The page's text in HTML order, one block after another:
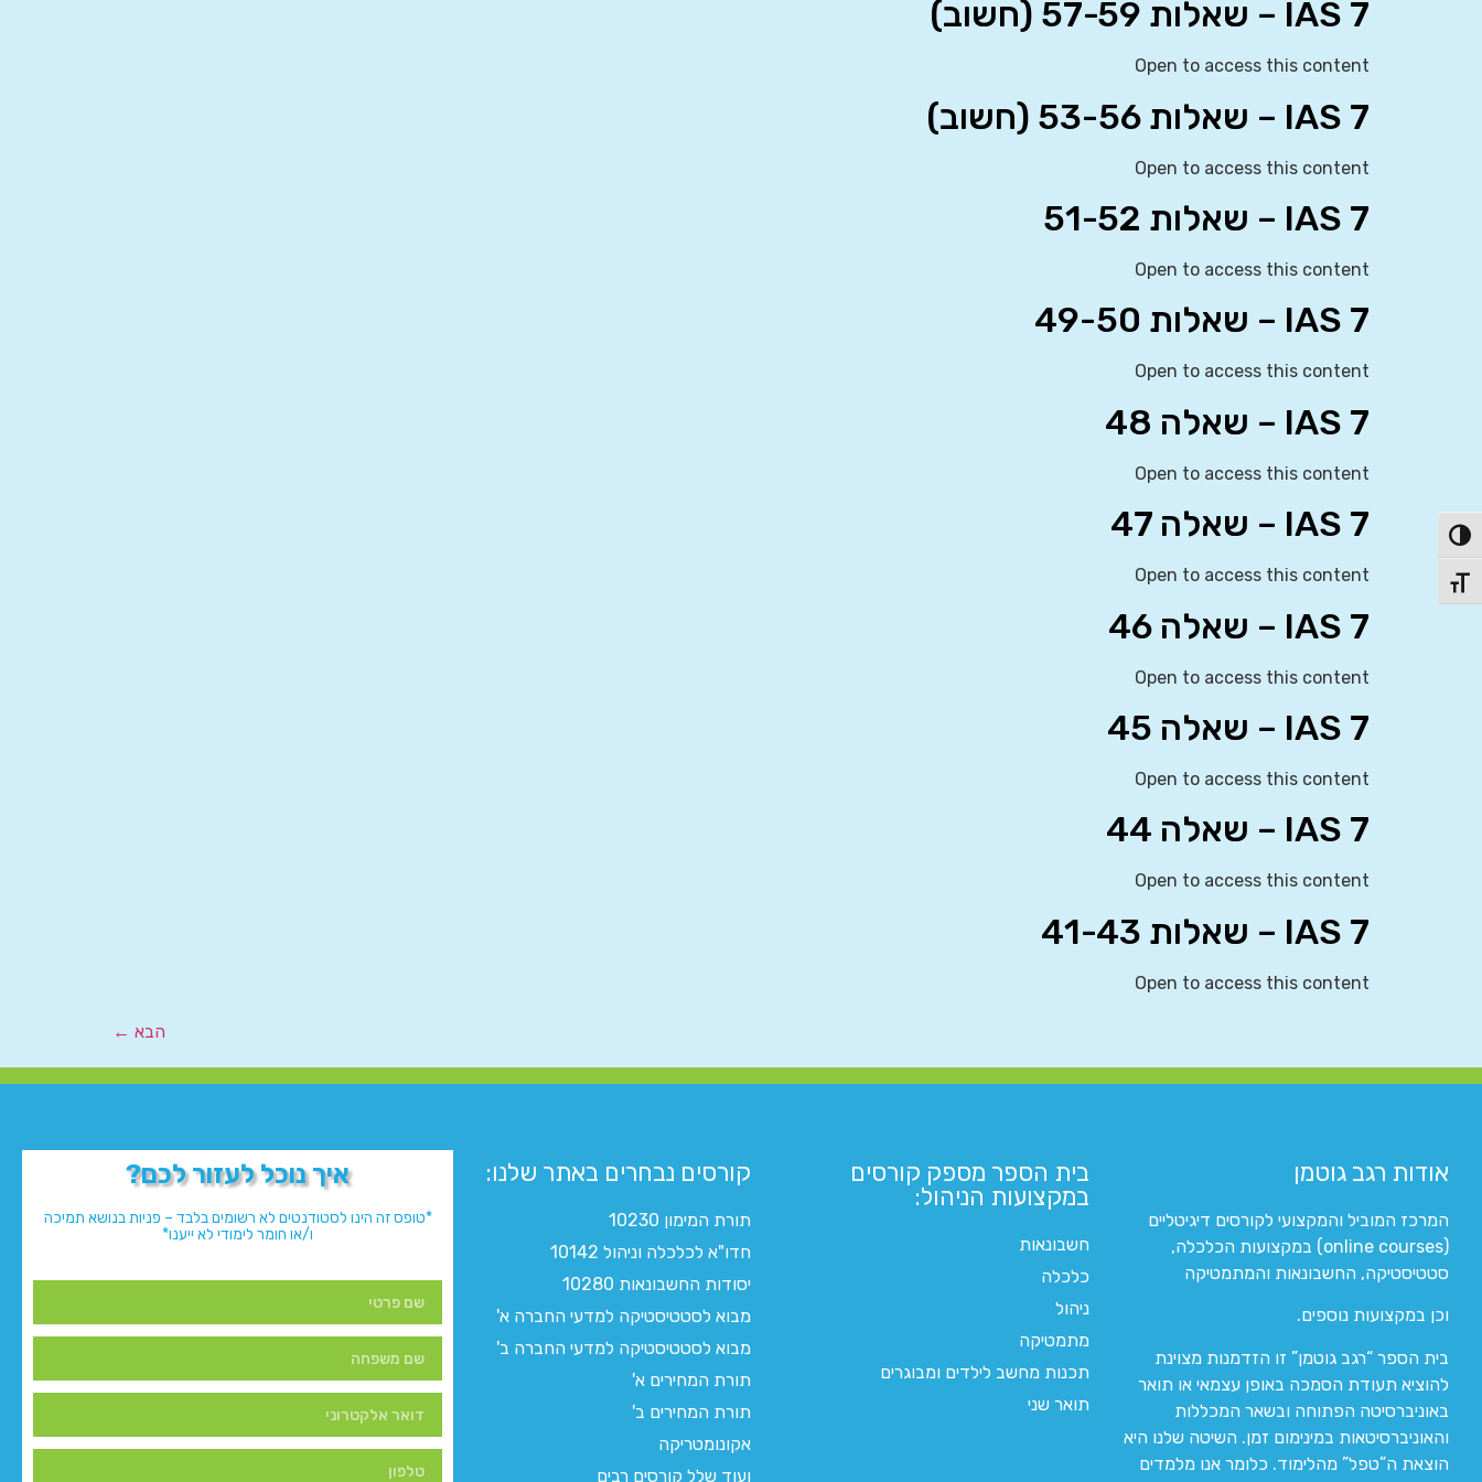
הפעל/כבה ניגודיות גבוהה
מתג גודל גופן
IAS 7 – שאלות 57-59 (חשוב)
Open to access this content
IAS 7 – שאלות 53-56 (חשוב)
Open to access this content
IAS 7 – שאלות 51-52
Open to access this content
IAS 7 – שאלות 49-50
Open to access this content
IAS 7 – שאלה 48
Open to access this content
IAS 7 – שאלה 47
Open to access this content
IAS 7 – שאלה 46
Open to access this content
IAS 7 – שאלה 45
Open to access this content
IAS 7 – שאלה 44
Open to access this content
IAS 7 – שאלות 41-43
Open to access this content
הבא ←
אודות רגב גוטמן
המרכז המוביל והמקצועי לקורסים דיגיטליים
(online courses) במקצועות הכלכלה,
סטטיסטיקה, החשבונאות והמתמטיקה
וכן במקצועות נוספים.
בית הספר “רגב גוטמן” זו הזדמנות מצוינת
להוציא תעודת הסמכה באופן עצמאי או תואר
באוניברסיטה הפתוחה ובשאר המכללות
והאוניברסיטאות במינימום זמן. השיטה שלנו היא
הוצאת ה”טפל” מהלימוד. כלומר אנו מלמדים
בית הספר מספק קורסים
במקצועות הניהול:
חשבונאות
כלכלה
ניהול
מתמטיקה
תכנות מחשב לילדים ומבוגרים
תואר שני
קורסים נבחרים באתר שלנו:​
תורת המימון 10230
חדו"א לכלכלה וניהול 10142
יסודות החשבונאות 10280
מבוא לסטטיסטיקה למדעי החברה א'
מבוא לסטטיסטיקה למדעי החברה ב'
תורת המחירים א'
תורת המחירים ב'
אקונומטריקה
ועוד שלל קורסים רבים
איך נוכל לעזור לכם?
*טופס זה הינו לסטודנטים לא רשומים בלבד – פניות בנושא תמיכה
ו/או חומר לימודי לא ייענו*